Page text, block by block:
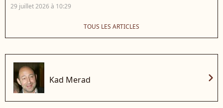
29 juillet 2026 à 10:29
TOUS LES ARTICLES
Kad Merad chevron_right